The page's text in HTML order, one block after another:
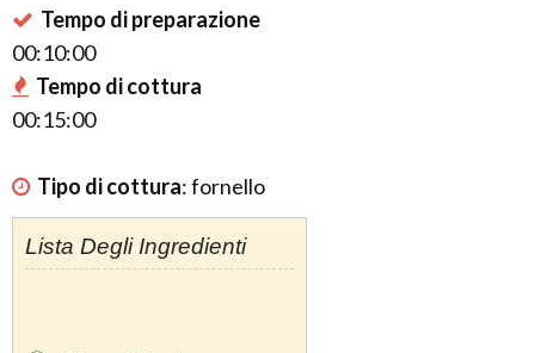
Tempo di preparazione
00:10:00
Tempo di cottura
00:15:00
Tipo di cottura:fornello
Lista Degli Ingredienti